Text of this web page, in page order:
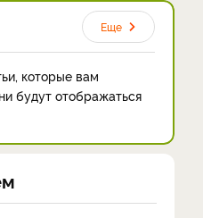
Еще
которые вам
будут отображаться